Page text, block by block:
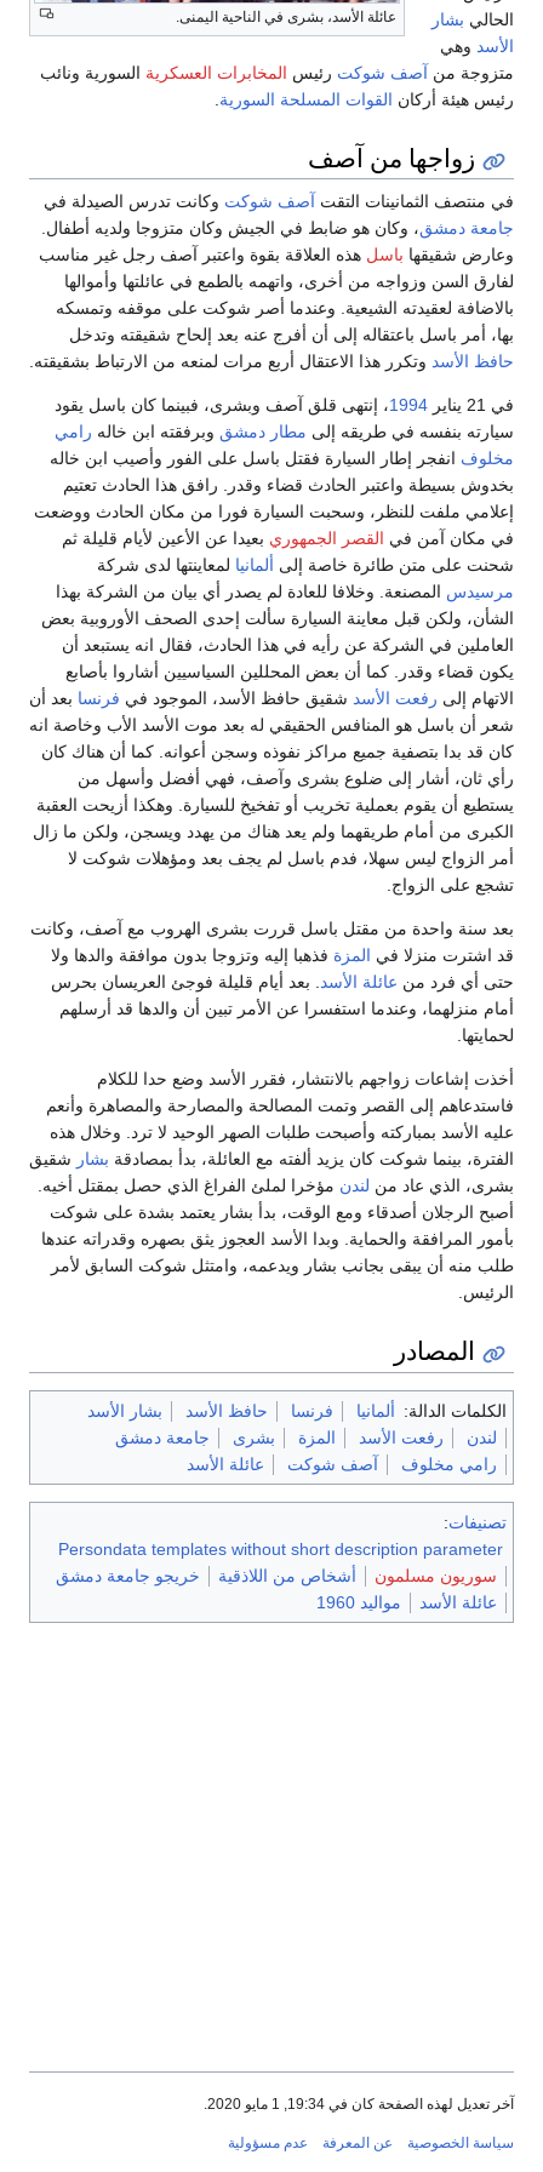
عائلة الأسد، بشرى في الناحية اليمنى.
الحالي بشار
الأسد وهي
متزوجة من آصف شوكت رئيس المخابرات العسكرية السورية ونائب
رئيس هيئة أركان القوات المسلحة السورية
زواجها من آصف
في منتصف الثمانينات التقت آصف شوكت وكانت تدرس الصيدلة في
جامعة دمشق، وكان هو ضابط في الجيش وكان متزوجا ولديه أطفال.
وعارض شقيقها باسل هذه العلاقة بقوة واعتبر آصف رجل غير مناسب
لفارق السن وزواجه من أخرى، واتهمه بالطمع في عائلتها وأموالها
بالاضافة لعقيدته الشيعية. وعندما أصر شوكت على موقفه وتمسكه
بها، أمر باسل باعتقاله إلى أن أفرج عنه بعد إلحاح شقيقته وتدخل
حافظ الأسد وتكرر هذا الاعتقال أربع مرات لمنعه من الارتباط بشقيقته.
في 21 يناير 1994، إنتهى قلق آصف وبشرى، فبينما كان باسل يقود
سيارته بنفسه في طريقه إلى مطار دمشق وبرفقته ابن خاله رامي
مخلوف انفجر إطار السيارة فقتل باسل على الفور وأصيب ابن خاله
بخدوش بسيطة واعتبر الحادث قضاء وقدر. رافق هذا الحادث تعتيم
إعلامي ملفت للنظر، وسحبت السيارة فورا من مكان الحادث ووضعت
في مكان آمن في القصر الجمهوري بعيدا عن الأعين لأيام قليلة ثم
شحنت على متن طائرة خاصة إلى ألمانيا لمعاينتها لدى شركة
مرسيدس المصنعة. وخلافا للعادة لم يصدر أي بيان من الشركة بهذا
الشأن، ولكن قبل معاينة السيارة سألت إحدى الصحف الأوروبية بعض
العاملين في الشركة عن رأيه في هذا الحادث، فقال انه يستبعد أن
يكون قضاء وقدر. كما أن بعض المحللين السياسيين أشاروا بأصابع
الاتهام إلى رفعت الأسد شقيق حافظ الأسد، الموجود في فرنسا بعد أن
شعر أن باسل هو المنافس الحقيقي له بعد موت الأسد الأب وخاصة انه
كان قد بدا بتصفية جميع مراكز نفوذه وسجن أعوانه. كما أن هناك كان
رأي ثان، أشار إلى ضلوع بشرى وآصف، فهي أفضل وأسهل من
يستطيع أن يقوم بعملية تخريب أو تفخيخ للسيارة. وهكذا أزيحت العقبة
الكبرى من أمام طريقهما ولم يعد هناك من يهدد ويسجن، ولكن ما زال
أمر الزواج ليس سهلا، فدم باسل لم يجف بعد ومؤهلات شوكت لا
تشجع على الزواج.
بعد سنة واحدة من مقتل باسل قررت بشرى الهروب مع آصف، وكانت
قد اشترت منزلا في المزة فذهبا إليه وتزوجا بدون موافقة والدها ولا
حتى أي فرد من عائلة الأسد. بعد أيام قليلة فوجئ العريسان بحرس
أمام منزلهما، وعندما استفسرا عن الأمر تبين أن والدها قد أرسلهم
لحمايتها.
أخذت إشاعات زواجهم بالانتشار، فقرر الأسد وضع حدا للكلام
فاستدعاهم إلى القصر وتمت المصالحة والمصارحة والمصاهرة وأنعم
عليه الأسد بمباركته وأصبحت طلبات الصهر الوحيد لا ترد. وخلال هذه
الفترة، بينما شوكت كان يزيد ألفته مع العائلة، بدأ بمصادقة بشار شقيق
بشرى، الذي عاد من لندن مؤخرا لملئ الفراغ الذي حصل بمقتل أخيه.
أصبح الرجلان أصدقاء ومع الوقت، بدأ بشار يعتمد بشدة على شوكت
بأمور المرافقة والحماية. وبدا الأسد العجوز يثق بصهره وقدراته عندها
طلب منه أن يبقى بجانب بشار ويدعمه، وامتثل شوكت السابق لأمر
الرئيس.
المصادر
الكلمات الدالة: ألمانيا فرنسا حافظ الأسد
بشار الأسد
لندن
رفعت الأسد المزة بشرى
جامعة دمشق
رامي مخلوف
آصف شوكت عائلة الأسد
تصنيفات:
Persondata templates without short description parameter
سوريون مسلمون
أشخاص من اللاذقية
خريجو جامعة دمشق
عائلة الأسد
مواليد 1960
آخر تعديل لهذه الصفحة كان في 19:34, 1 مايو 2020.
سياسة الخصوصية عن المعرفة عدم مسؤولية